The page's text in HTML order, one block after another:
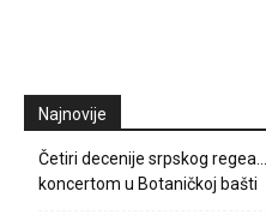
Najnovije
Četiri decenije srpskog
koncertom u Botaničkoj bašti